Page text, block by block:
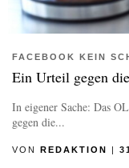
FACEBOOK KEIN
Ein Urteil gegen
In eigener Sache: Das
gegen die...
VON REDAKTION |